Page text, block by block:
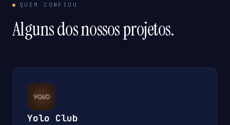
QUEM CONFIOU
Alguns dos nossos projetos.
Yolo Club